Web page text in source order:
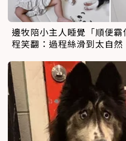
邊牧陪小主人睡覺「順便
程笑翻：過程絲滑到太自然